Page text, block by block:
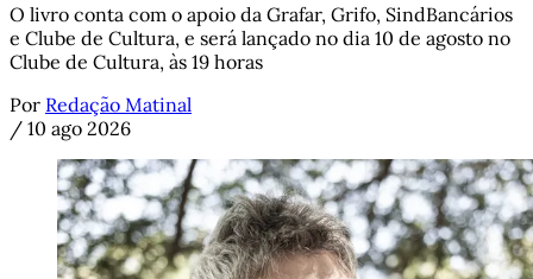
O livro conta com o apoio da Grafar, Grifo, SindBancários
e Clube de Cultura, e será lançado no dia 10 de agosto no
Clube de Cultura, às 19 horas
Por Redação Matinal
/ 10 ago 2026